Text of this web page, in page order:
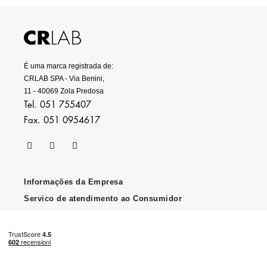
É uma marca registrada de:
CRLAB SPA - Via Benini,
11 - 40069 Zola Predosa
Tel. 051 755407
Fax. 051 0954617
Informações da Empresa
Servico de atendimento ao Consumidor